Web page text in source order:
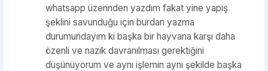
whatsapp üzerinden yazdım fakat yine yapış
şeklini savunduğu için burdan yazma
durumundayım ki başka bir hayvana karşı daha
özenli ve nazik davranılması gerektiğini
düşünüyorum ve aynı işlemin aynı şekilde başka